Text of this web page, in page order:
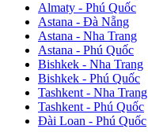
Almaty - Phú Quốc
Astana - Đà Nẵng
Astana - Nha Trang
Astana - Phú Quốc
Bishkek - Nha Trang
Bishkek - Phú Quốc
Tashkent - Nha Trang
Tashkent - Phú Quốc
Đài Loan - Phú Quốc